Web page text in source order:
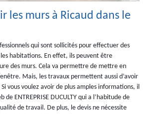
les murs à Ricaud dans le
qui sont sollicités pour effectuer des
habitations. En effet, ils peuvent être
des murs. Cela va permettre de mettre en
Mais, les travaux permettent aussi d’avoir
Si vous voulez avoir de plus amples informations, il
ENTREPRISE DUCULTY qui a l’habitude de
de travail. De plus, le devis ne nécessite